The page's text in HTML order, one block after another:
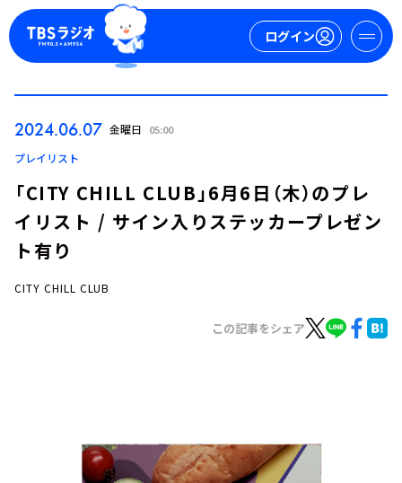
ログイン
YouTube
会社情報
2024.06.07 金曜日 05:00
プレイリスト
「CITY CHILL CLUB」6月6日（木）のプレ
イリスト / サイン入りステッカープレゼン
ト有り
CITY CHILL CLUB
この記事をシェア